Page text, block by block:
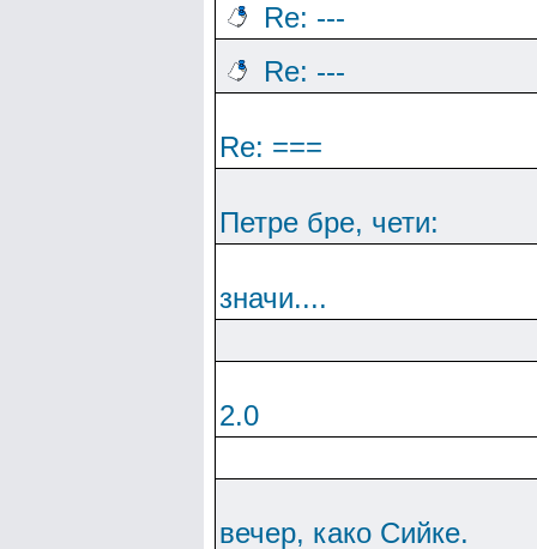
Re: ---
Re: ---
Re: ===
Петре бре, чети:
значи....
2.0
вечер, како Сийке.